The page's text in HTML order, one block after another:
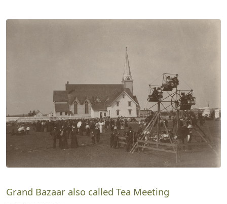
Grand Bazaar also called Tea Meeting